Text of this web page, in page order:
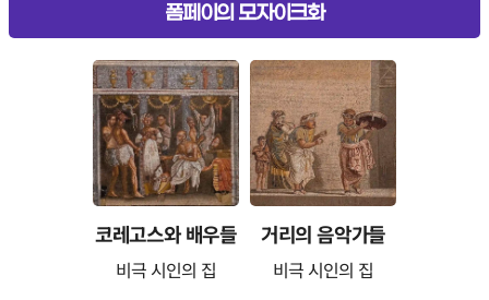
폼페이의 모자이크화
코레고스와 배우들
비극 시인의 집
거리의 음악가들
비극 시인의 집